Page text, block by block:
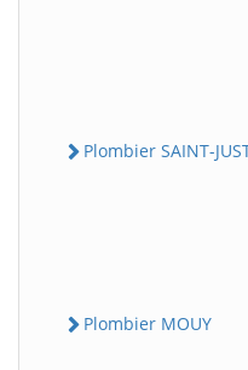
Plombier SAINT-
Plombier MOUY